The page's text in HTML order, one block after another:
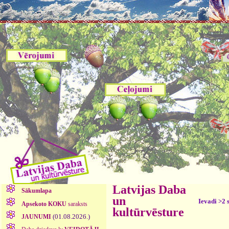
Sākumlapa
Apsekoto KOKUsaraksts
JAUNUMI (01.08.2026.)
Latvijas Daba
un
kultūrvēsture
Ievadi >2